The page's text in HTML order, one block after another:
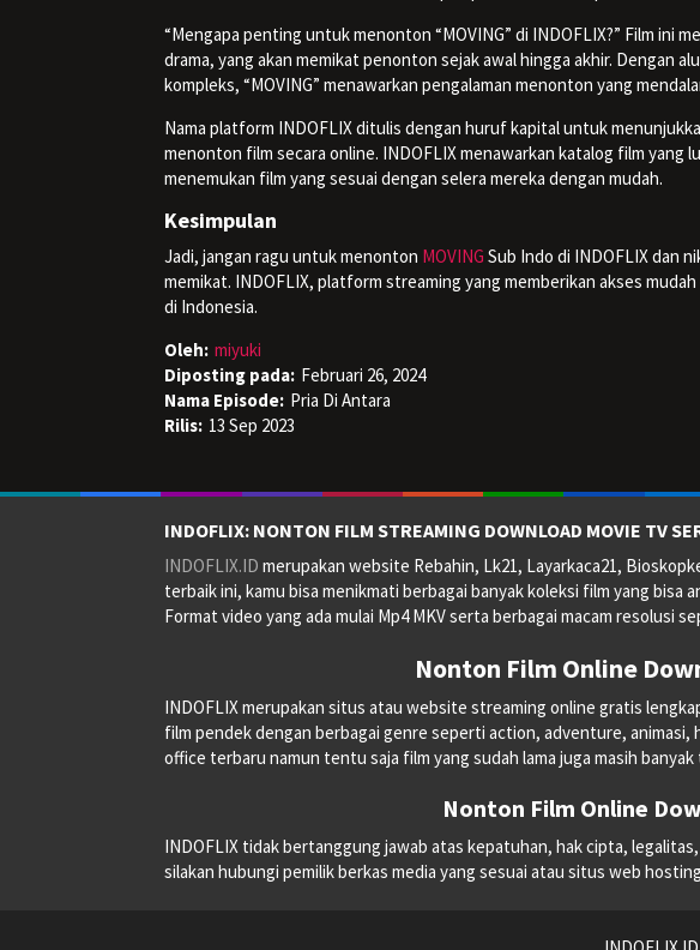
“Mengapa penting untuk menonton “MOVING” di INDOFLIX?” Film ini
drama, yang akan memikat penonton sejak awal hingga akhir. Dengan
kompleks, “MOVING” menawarkan pengalaman menonton yang
Nama platform INDOFLIX ditulis dengan huruf kapital untuk
menonton film secara online. INDOFLIX menawarkan katalog film yang
menemukan film yang sesuai dengan selera mereka dengan mudah.
Kesimpulan
Jadi, jangan ragu untuk menonton MOVING Sub Indo di INDOFLIX dan
memikat. INDOFLIX, platform streaming yang memberikan akses
di Indonesia.
Oleh: miyuki
Diposting pada: Februari 26, 2024
Nama Episode: Pria Di Antara
Rilis: 13 Sep 2023
INDOFLIX: NONTON FILM STREAMING DOWNLOAD MOVIE TV
INDOFLIX.ID merupakan website Rebahin, Lk21, Layarkaca21,
terbaik ini, kamu bisa menikmati berbagai banyak koleksi film yang
Format video yang ada mulai Mp4 MKV serta berbagai macam resolusi
Nonton Film Online
INDOFLIX merupakan situs atau website streaming online gratis
film pendek dengan berbagai genre seperti action, adventure, animasi,
office terbaru namun tentu saja film yang sudah lama juga masih
Nonton Film Online
INDOFLIX tidak bertanggung jawab atas kepatuhan, hak cipta,
silakan hubungi pemilik berkas media yang sesuai atau situs web